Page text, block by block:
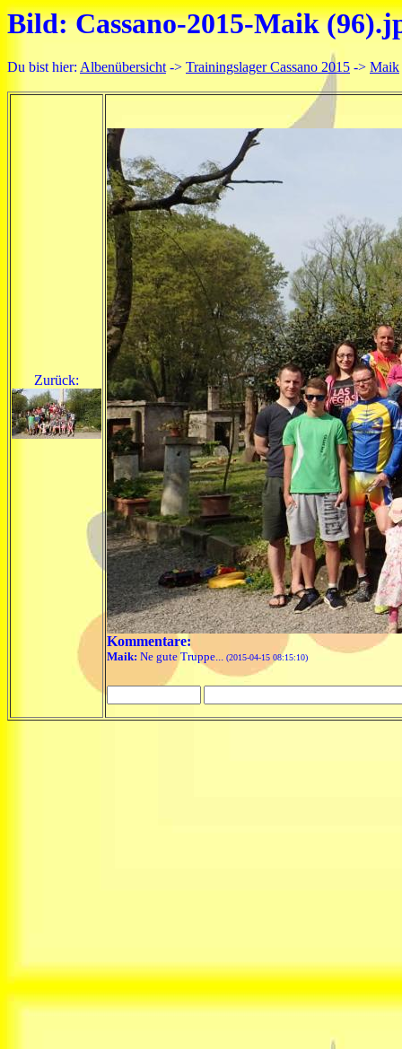
Bild: Cassano-2015-Maik
Du bist hier: Albenübersicht-> Trainingslager Cassano 2015 -> Maik
Zurück:
Kommentare:
Maik: Ne gute Truppe... (2015-04-15 08:15:10)